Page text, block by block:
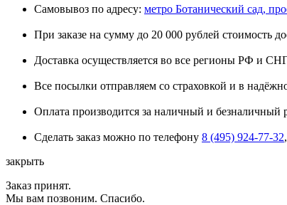
Самовывоз по адресу: метро Ботанический сад,
При заказе на сумму до 20 000 рублей стоимость
Доставка осуществляется во все регионы РФ и
Все посылки отправляем со страховкой и в
Оплата производится за наличный и безналичный
Сделать заказ можно по телефону 8 (495) 924-77-32,
закрыть
Заказ принят.
Мы вам позвоним. Спасибо.